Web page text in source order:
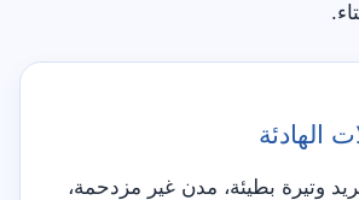
الهادئة
وتيرة بطيئة، مدن غير مزدحمة،